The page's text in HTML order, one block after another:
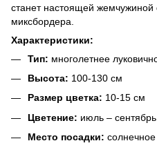
станет настоящей жемчужиной
миксбордера.
Характеристики:
Тип: многолетнее
Высота: 100-130 см
Размер цветка: 10-15 см
Цветение: июль – сентябрь
Место посадки: